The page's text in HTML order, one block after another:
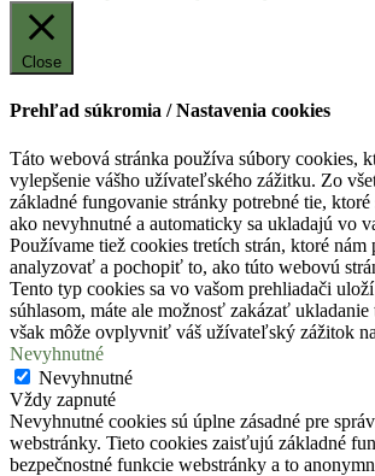
Close
Prehľad súkromia / Nastavenia cookies
Táto webová stránka používa súbory cookies,
vylepšenie vášho užívateľského zážitku. Zo
základné fungovanie stránky potrebné tie,
ako nevyhnutné a automaticky sa ukladajú vo
Používame tiež cookies tretích strán, ktoré nám
analyzovať a pochopiť to, ako túto webovú
Tento typ cookies sa vo vašom prehliadači
súhlasom, máte ale možnosť zakázať
však môže ovplyvniť váš užívateľský zážitok
Nevyhnutné
Nevyhnutné
Vždy zapnuté
Nevyhnutné cookies sú úplne zásadné pre
webstránky. Tieto cookies zaisťujú základné
bezpečnostné funkcie webstránky a to